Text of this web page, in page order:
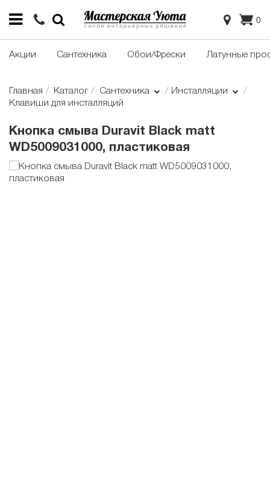
0
Акции Сантехника Обои/Фрески Латунные
Главная Каталог Сантехника
Инсталляции
Клавиши для инсталляций
Кнопка смыва Duravit Black matt
WD5009031000, пластиковая